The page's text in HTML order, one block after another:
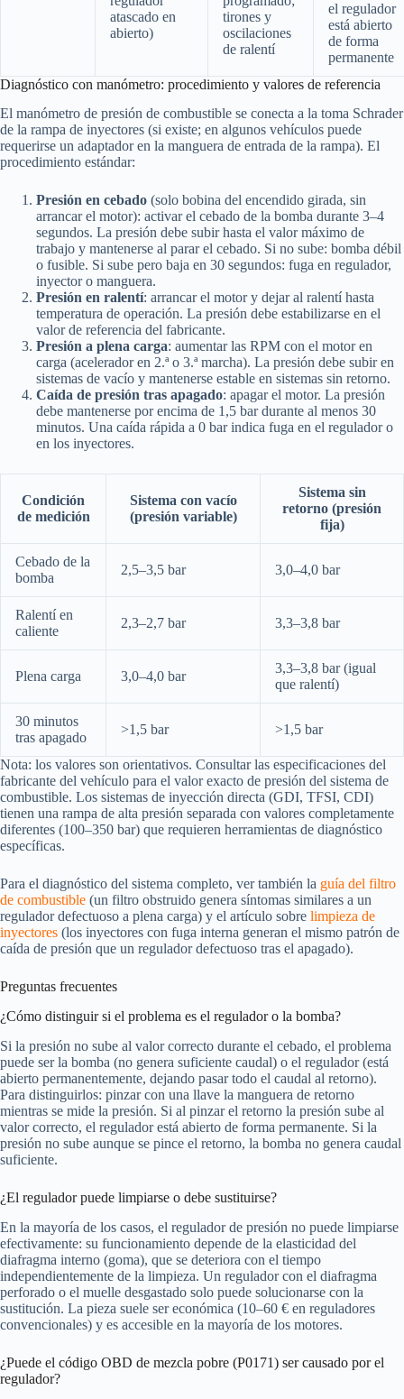
atascado en
abierto)
tirones y
oscilaciones
de ralentí
el regulador
está abierto
de forma
permanente
Diagnóstico con manómetro: procedimiento y valores de referencia
El manómetro de presión de combustible se conecta a la toma Schrader
de la rampa de inyectores (si existe; en algunos vehículos puede
requerirse un adaptador en la manguera de entrada de la rampa). El
procedimiento estándar:
Presión en cebado (solo bobina del encendido girada, sin
arrancar el motor): activar el cebado de la bomba durante 3–4
segundos. La presión debe subir hasta el valor máximo de
trabajo y mantenerse al parar el cebado. Si no sube: bomba débil
o fusible. Si sube pero baja en 30 segundos: fuga en regulador,
inyector o manguera.
Presión en ralentí: arrancar el motor y dejar al ralentí hasta
temperatura de operación. La presión debe estabilizarse en el
valor de referencia del fabricante.
Presión a plena carga: aumentar las RPM con el motor en
carga (acelerador en 2.ª o 3.ª marcha). La presión debe subir en
sistemas de vacío y mantenerse estable en sistemas sin retorno.
Caída de presión tras apagado: apagar el motor. La presión
debe mantenerse por encima de 1,5 bar durante al menos 30
minutos. Una caída rápida a 0 bar indica fuga en el regulador o
en los inyectores.
Condición
de medición
Sistema con vacío
(presión variable)
Sistema sin
retorno (presión
fija)
Cebado de la
bomba
2,5–3,5 bar 3,0–4,0 bar
Ralentí en
caliente
2,3–2,7 bar 3,3–3,8 bar
Plena carga 3,0–4,0 bar
3,3–3,8 bar (igual
que ralentí)
30 minutos
tras apagado
>1,5 bar >1,5 bar
Nota: los valores son orientativos. Consultar las especificaciones del
fabricante del vehículo para el valor exacto de presión del sistema de
combustible. Los sistemas de inyección directa (GDI, TFSI, CDI)
tienen una rampa de alta presión separada con valores completamente
diferentes (100–350 bar) que requieren herramientas de diagnóstico
específicas.
Para el diagnóstico del sistema completo, ver también la guía del filtro
de combustible (un filtro obstruido genera síntomas similares a un
regulador defectuoso a plena carga) y el artículo sobre limpieza de
inyectores (los inyectores con fuga interna generan el mismo patrón de
caída de presión que un regulador defectuoso tras el apagado).
Preguntas frecuentes
¿Cómo distinguir si el problema es el regulador o la bomba?
Si la presión no sube al valor correcto durante el cebado, el problema
puede ser la bomba (no genera suficiente caudal) o el regulador (está
abierto permanentemente, dejando pasar todo el caudal al retorno).
Para distinguirlos: pinzar con una llave la manguera de retorno
mientras se mide la presión. Si al pinzar el retorno la presión sube al
valor correcto, el regulador está abierto de forma permanente. Si la
presión no sube aunque se pince el retorno, la bomba no genera caudal
suficiente.
¿El regulador puede limpiarse o debe sustituirse?
En la mayoría de los casos, el regulador de presión no puede limpiarse
efectivamente: su funcionamiento depende de la elasticidad del
diafragma interno (goma), que se deteriora con el tiempo
independientemente de la limpieza. Un regulador con el diafragma
perforado o el muelle desgastado solo puede solucionarse con la
sustitución. La pieza suele ser económica (10–60 € en reguladores
convencionales) y es accesible en la mayoría de los motores.
¿Puede el código OBD de mezcla pobre (P0171) ser causado por el
regulador?